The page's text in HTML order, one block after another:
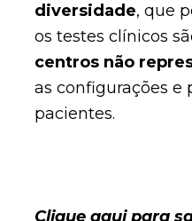
diversidade, que
os testes clínicos
centros não
as configurações e
pacientes.
Clique aqui para